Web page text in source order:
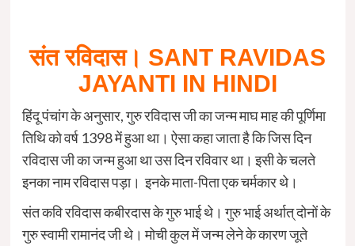
संत रविदास। SANT RAVIDAS
JAYANTI IN HINDI
हिंदू पंचांग के अनुसार, गुरु रविदास जी का जन्म माघ माह की पूर्णिमा
तिथि को वर्ष 1398 में हुआ था। ऐसा कहा जाता है कि जिस दिन
रविदास जी का जन्म हुआ था उस दिन रविवार था। इसी के चलते
इनका नाम रविदास पड़ा। इनके माता-पिता एक चर्मकार थे।
संत कवि रविदास कबीरदास के गुरु भाई थे। गुरु भाई अर्थात् दोनों के
गुरु स्वामी रामानंद जी थे। मोची कुल में जन्म लेने के कारण जूते